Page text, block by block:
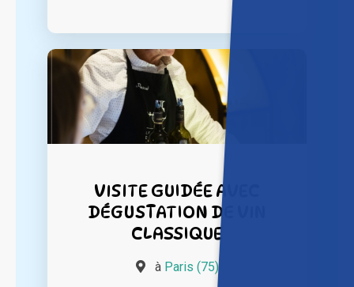
VISITE GUIDÉE AVEC
DÉGUSTATION DE VIN
CLASSIQUE
à Paris (75)